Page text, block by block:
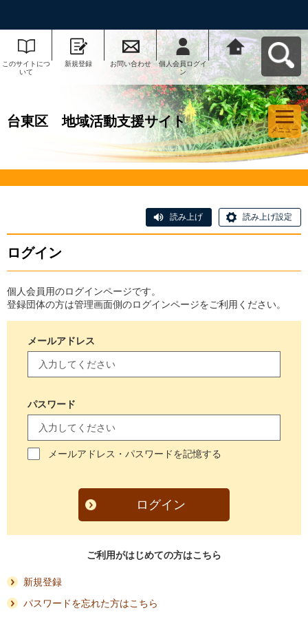
このサイトにつ
いて
新規登録 お問い合わせ
個人会員ログイ
ン
台東区 地域活
動支援サイトへ
戻る
台東区 地域活動支援サイト
メニュー
読み上げ 読み上げ設定
ログイン
個人会員用のログインページです。
登録団体の方は管理画面側のログインページをご利用ください。
メールアドレス
パスワード
メールアドレス・パスワードを記憶する
ログイン
ご利用がはじめての方はこちら
新規登録
パスワードを忘れた方はこちら